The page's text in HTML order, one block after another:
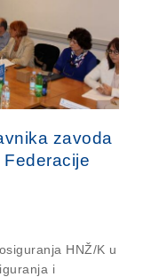
zavoda
HNŽ/K u
i